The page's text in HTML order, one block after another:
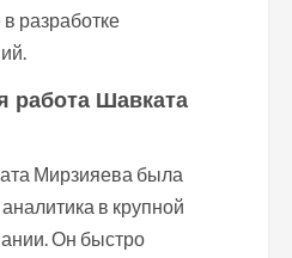
разработке
работа Шавката
Мирзияева была
в крупной
Он быстро